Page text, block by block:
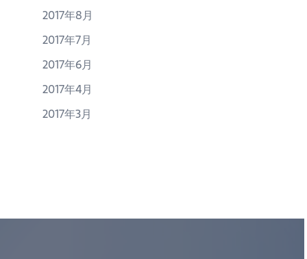
2017年8月
2017年7月
2017年6月
2017年4月
2017年3月